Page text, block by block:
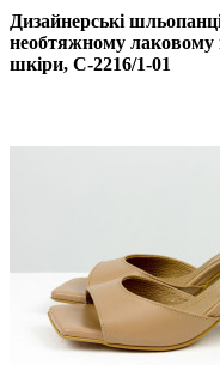
Дизайнерські
необтяжному лаковому
шкіри, С-2216/1-01